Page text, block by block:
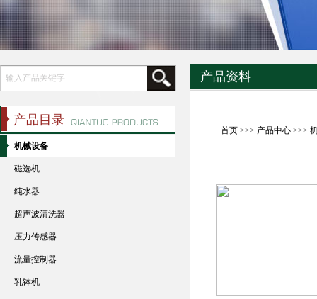
产品资料
首页>>> 产品中心>>>
产品目录
机械设备
磁选机
纯水器
超声波清洗器
压力传感器
流量控制器
乳钵机